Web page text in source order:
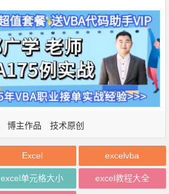
博主作品 技术原创
Excel excelvba
excel单元格大小 excel教程大全